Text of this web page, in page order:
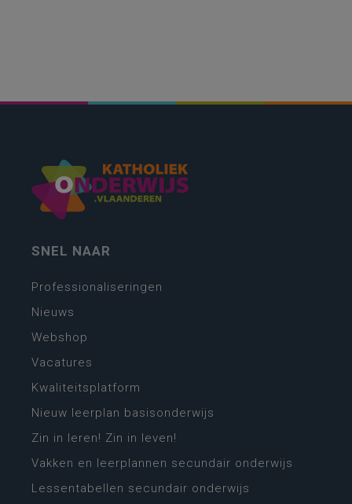
SNEL NAAR
Professionaliseringen
Nieuws
Webshop
Vacatures
Kwaliteitsplatform
Nieuw leerplan basisonderwijs
Zin in leren! Zin in leven!
Vakken en leerplannen secundair onderwijs
Lessentabellen secundair onderwijs